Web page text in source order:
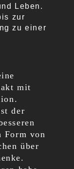
Leben.
zur
zu einer
mit
der
Form von
über